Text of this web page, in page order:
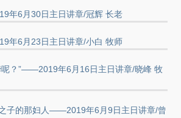
年6月30日主日讲章/冠辉 长老
年6月23日主日讲章/小白 牧师
呢？”——2019年6月16日主日讲章/晓峰 牧
子的那妇人——2019年6月9日主日讲章/曾